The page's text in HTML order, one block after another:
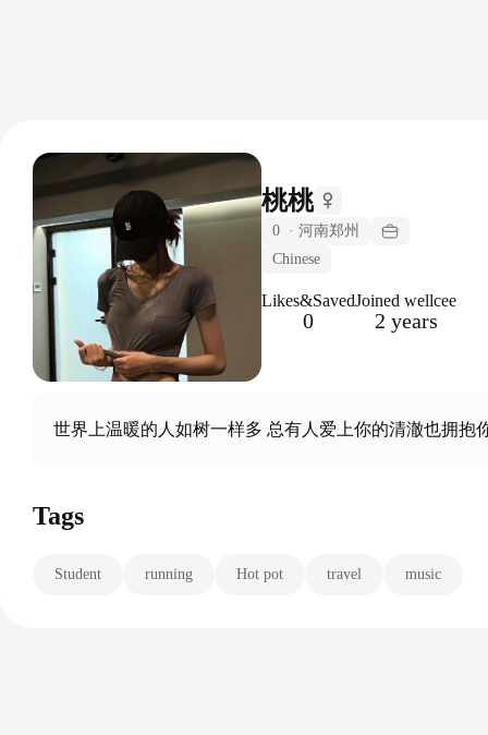
桃桃
0 · 河南郑州
Chinese
Likes&Saved
0
Joined wellcee
2 years
世界上温暖的人如树一样多 总有人爱上你的清澈也拥抱
Tags
Student running Hot pot travel music